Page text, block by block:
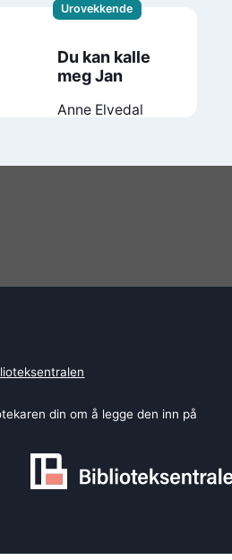
Urovekkende
Du kan kalle
meg Jan
Anne Elvedal
din om å legge den inn på